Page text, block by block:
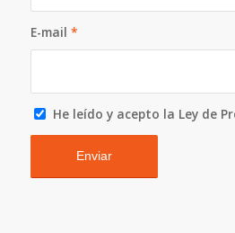
E-mail *
He leído y acepto la Ley de